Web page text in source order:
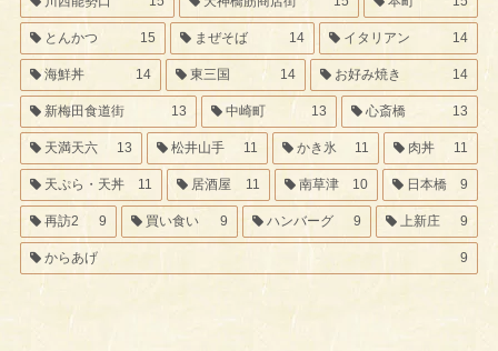
とんかつ 15 まぜそば 14 イタリアン 14
海鮮丼 14 東三国 14 お好み焼き 14
新梅田食道街 13 中崎町 13 心斎橋 13
天満天六 13 松井山手 11 かき氷 11 肉丼 11
天ぷら・天丼 11 居酒屋 11 南草津 10 日本橋 9
再訪2 9 買い食い 9 ハンバーグ 9 上新庄 9
からあげ 9